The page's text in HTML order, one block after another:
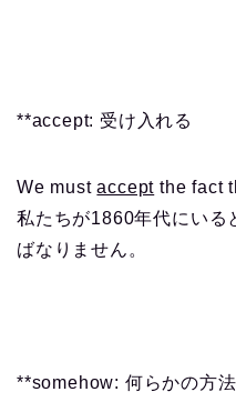
**accept: 受け入れる
We mustaccept the fact
私たちが1860年代にいる
ばなりません。
**somehow: 何らかの方